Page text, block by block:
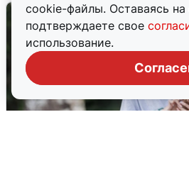
cookie-файлы. Оставаясь на
подтверждаете свое
использование.